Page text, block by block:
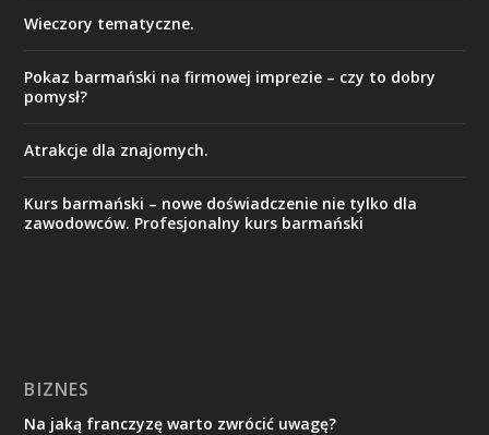
Wieczory tematyczne.
Pokaz barmański na firmowej imprezie – czy to dobry
pomysł?
Atrakcje dla znajomych.
Kurs barmański – nowe doświadczenie nie tylko dla
zawodowców. Profesjonalny kurs barmański
BIZNES
Na jaką franczyzę warto zwrócić uwagę?